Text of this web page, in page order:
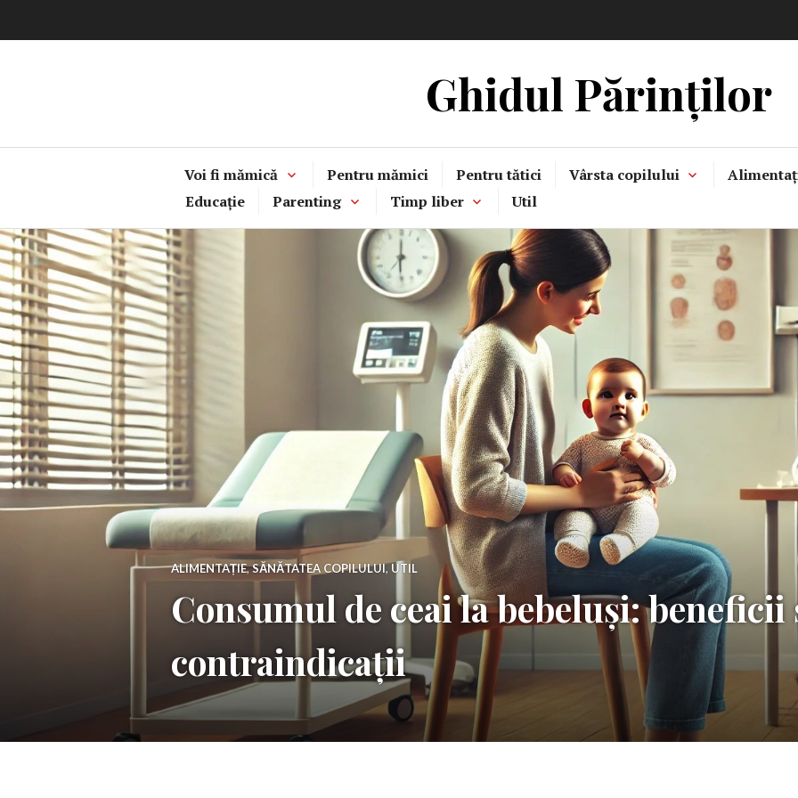
la
Ghidul Părinților
Voi fi mămică Pentru mămici Pentru tătici Vârsta copilului
Educație
Parenting Timp liber Util
ALIMENTAȚIE,SĂNĂTATEA COPILULUI,UTIL
Consumul de ceai la bebeluși: beneficii
contraindicații